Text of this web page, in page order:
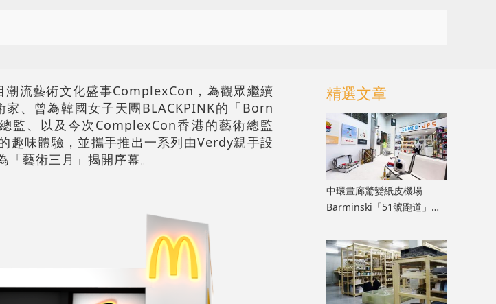
流藝術文化盛事ComplexCon，為觀眾繼續
、曾為韓國女子天團BLACKPINK的「Born
監、以及今次ComplexCon香港的藝術總監
趣味體驗，並攜手推出一系列由Verdy親手設
藝術三月」揭開序幕。
精選文章
中環畫廊驚變紙皮機場
Barminski「51號跑道」用
紙箱建造星際航廈